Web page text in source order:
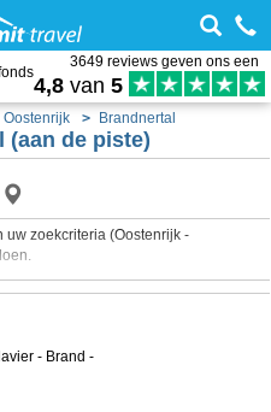
3649 reviews geven ons een
4,8 van 5
Oostenrijk Brandnertal
(aan de piste)
uw zoekcriteria (Oostenrijk -